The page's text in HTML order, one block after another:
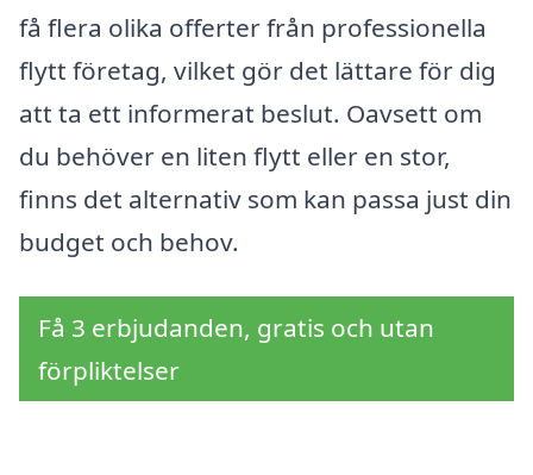
få flera olika offerter från professionella
flytt företag, vilket gör det lättare för dig
att ta ett informerat beslut. Oavsett om
du behöver en liten flytt eller en stor,
finns det alternativ som kan passa just din
budget och behov.
Få 3 erbjudanden, gratis och utan
förpliktelser